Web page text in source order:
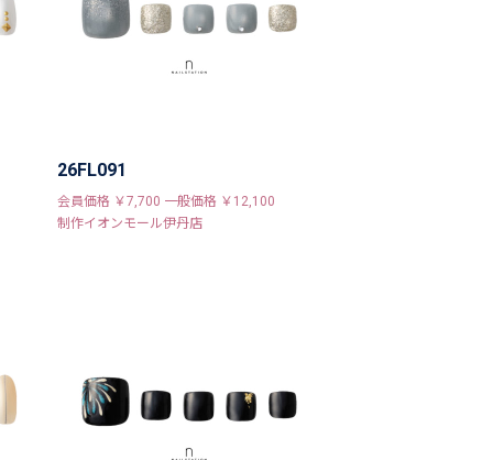
26FL091
会員価格 ￥7,700 一般価格 ￥12,100
制作イオンモール伊丹店